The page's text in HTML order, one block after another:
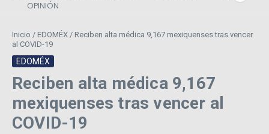
OPINIÓN
Inicio / EDOMÉX / Reciben alta médica 9,167 mexiquenses tras vencer
al COVID-19
EDOMÉX
Reciben alta médica 9,167
mexiquenses tras vencer al
COVID-19